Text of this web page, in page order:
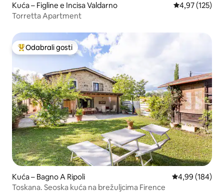
Kuća – Figline e Incisa Valdarno Prosječna
4,97 (125)
Torretta Apartment
Među najviše rangiranima s oznakom „Odabrali gosti”
Odabrali gosti
Kuća – Bagno A Ripoli Prosječna
4,99 (184)
Toskana. Seoska kuća na brežuljcima Firence